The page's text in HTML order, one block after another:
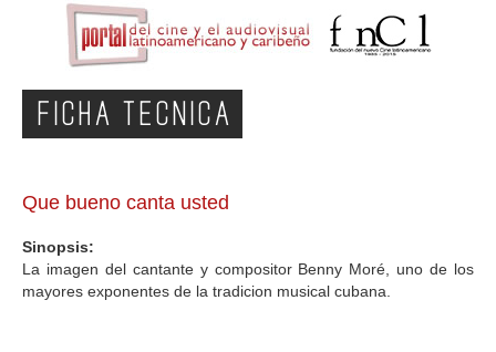
FICHA TECNICA
Que bueno canta usted
Sinopsis:
La imagen del cantante y compositor Benny Moré, uno de los
mayores exponentes de la tradicion musical cubana.